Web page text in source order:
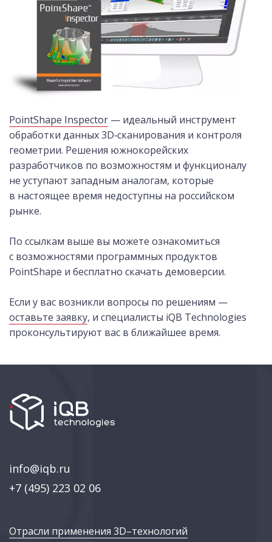
PointShape Inspector — идеальный инструмент
обработки данных 3D‑сканирования и контроля
геометрии. Решения южнокорейских
разработчиков по возможностям и функционалу
не уступают западным аналогам, которые
в настоящее время недоступны на российском
рынке.
По ссылкам выше вы можете ознакомиться
с возможностями программных продуктов
PointShape и бесплатно скачать демоверсии.
Если у вас возникли вопросы по решениям —
оставьте заявку, и специалисты iQB Technologies
проконсультируют вас в ближайшее время.
info@iqb.ru
+7 (495) 223 02 06
Отрасли применения 3D–технологий